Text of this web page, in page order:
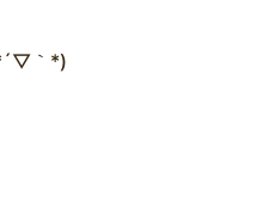
｀*)